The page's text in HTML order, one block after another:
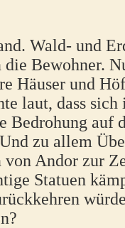
Wald- und
die Bewohner.
Häuser und
laut, dass
Bedrohung auf
zu allem
von Andor zur
Statuen